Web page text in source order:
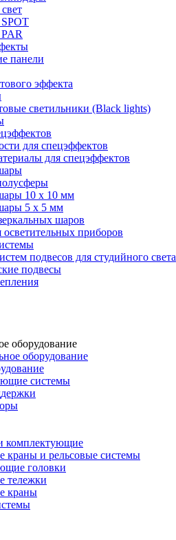
панели
эффекта
светильники (Black lights)
для спецэффектов
для спецэффектов
10 х 10 мм
5 х 5 мм
шаров
приборов
подвесов для студийного света
подвесы
оборудование
системы
комплектующие
краны и рельсовые системы
головки
тележки
краны